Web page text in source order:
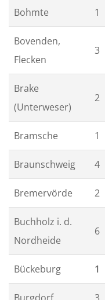
Bohmte 1
Bovenden,
Flecken
3
Brake
(Unterweser)
2
Bramsche 1
Braunschweig 4
Bremervörde 2
Buchholz i. d.
Nordheide
6
Bückeburg 1